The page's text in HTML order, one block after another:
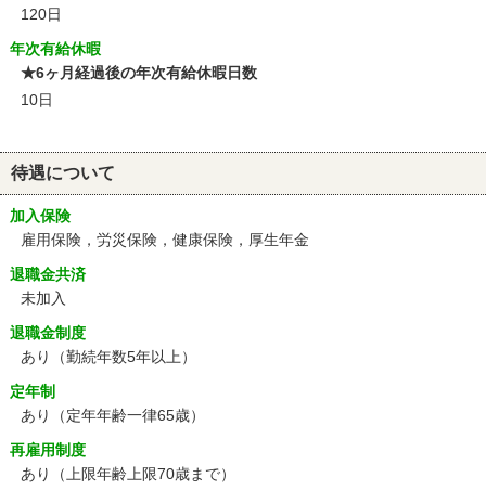
120日
年次有給休暇
★6ヶ月経過後の年次有給休暇日数
10日
待遇について
加入保険
雇用保険，労災保険，健康保険，厚生年金
退職金共済
未加入
退職金制度
あり（勤続年数5年以上）
定年制
あり
（定年年齢一律65歳）
再雇用制度
あり
（上限年齢上限70歳まで）